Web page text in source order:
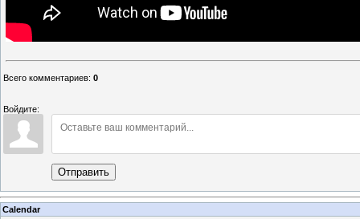
Всего комментариев: 0
Войдите:
Отправить
Calendar